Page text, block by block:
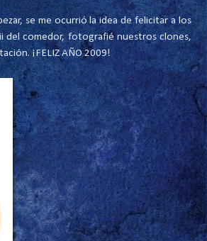
se me ocurrió la idea de felicitar a los
del comedor, fotografié nuestros clones,
¡FELIZ AÑO 2009!